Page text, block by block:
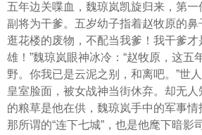
五年边关喋血，魏琼岚凯旋归来，第一
副将为干爹。五岁幼子指着赵牧原的鼻
逛花楼的废物，不配当我爹！我干爹
雄！”魏琼岚眼神冰冷：“赵牧原，这五
野。你我已是云泥之别，和离吧。”世
皇室脸面，被女战神当街休弃。却无
的粮草是他在供，魏琼岚手中的军事
那所谓的“连下七城”，也是他麾下暗影